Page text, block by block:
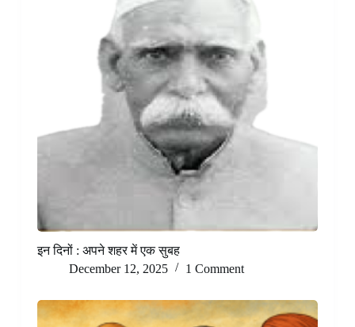
इन दिनों : अपने शहर में एक सुबह
December 12, 2025
1 Comment